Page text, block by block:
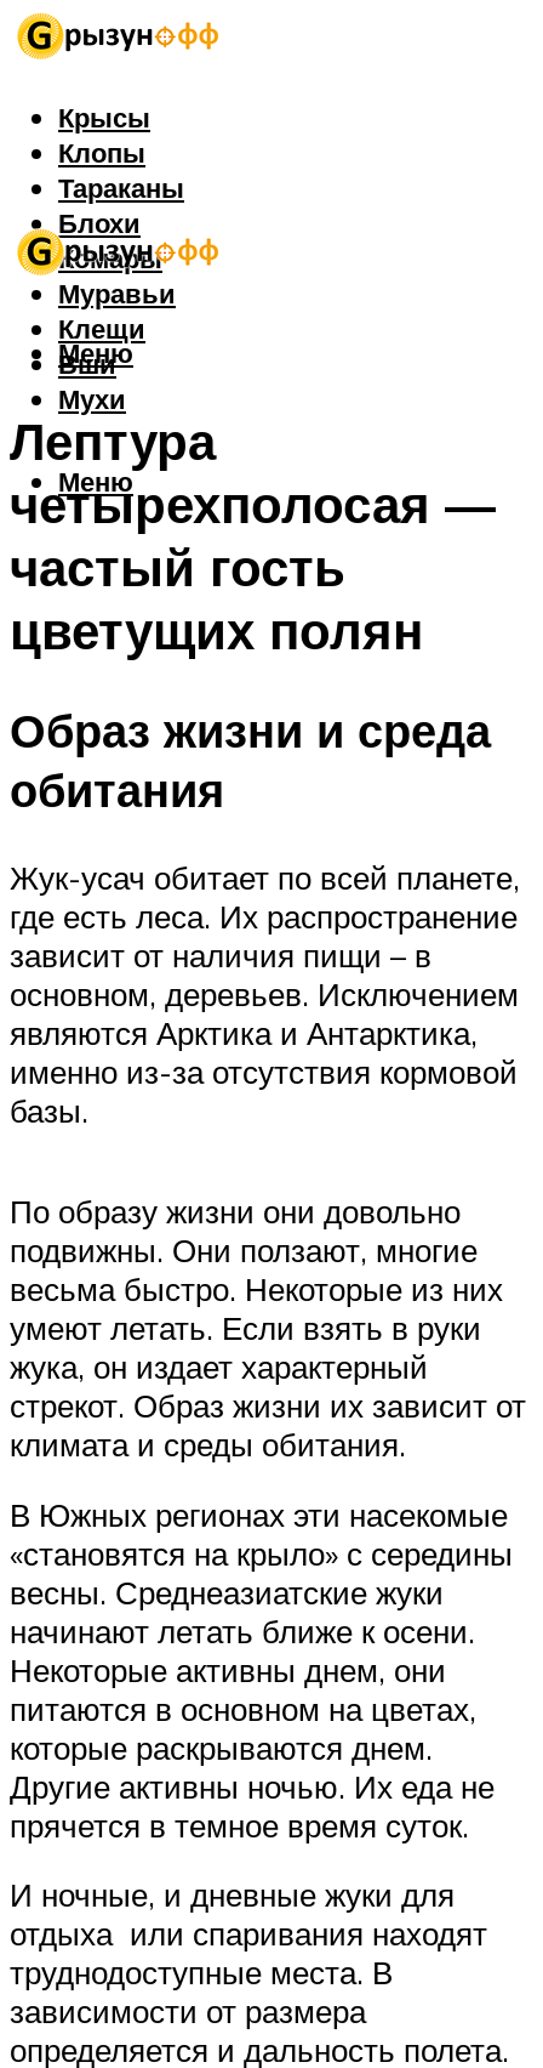
Крысы
Клопы
Тараканы
Блохи
Комары
Муравьи
Клещи
Вши
Мухи
Меню
Меню
Лептура
четырехполосая —
частый гость
цветущих полян
Образ жизни и среда
обитания
Жук-усач обитает по всей планете,
где есть леса. Их распространение
зависит от наличия пищи – в
основном, деревьев. Исключением
являются Арктика и Антарктика,
именно из-за отсутствия кормовой
базы.
По образу жизни они довольно
подвижны. Они ползают, многие
весьма быстро. Некоторые из них
умеют летать. Если взять в руки
жука, он издает характерный
стрекот. Образ жизни их зависит от
климата и среды обитания.
В Южных регионах эти насекомые
«становятся на крыло» с середины
весны. Среднеазиатские жуки
начинают летать ближе к осени.
Некоторые активны днем, они
питаются в основном на цветах,
которые раскрываются днем.
Другие активны ночью. Их еда не
прячется в темное время суток.
И ночные, и дневные жуки для
отдыха или спаривания находят
труднодоступные места. В
зависимости от размера
определяется и дальность полета.